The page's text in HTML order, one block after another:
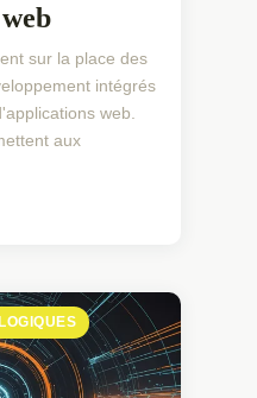
sur la place des
intégrés
web.
aux